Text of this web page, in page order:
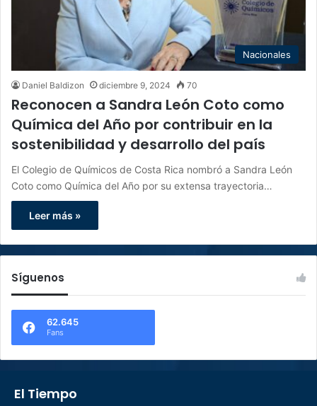
Nacionales
Daniel Baldizon diciembre 9, 2024 70
Reconocen a Sandra León Coto como
Química del Año por contribuir en la
sostenibilidad y desarrollo del país
El Colegio de Químicos de Costa Rica nombró a Sandra León
Coto como Química del Año por su extensa trayectoria…
Leer más »
Síguenos
62.645
Fans
El Tiempo